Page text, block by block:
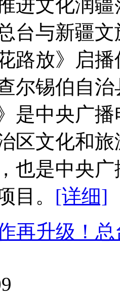
文化润疆
台与新疆
路放》启
尔锡伯自
是中央广
区文化和
也是中央
目。 [详细]
再升级！